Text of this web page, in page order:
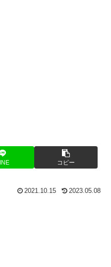
コピー
2021.10.15 2023.05.08